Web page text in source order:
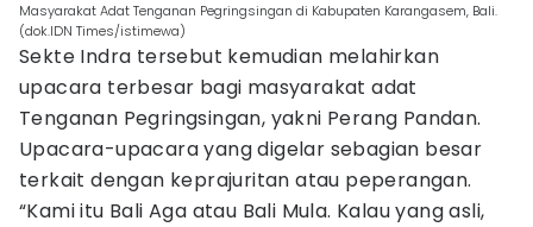
Masyarakat Adat Tenganan Pegringsingan di Kabupaten Karangasem, Bali.
(dok.IDN Times/istimewa)
Sekte Indra tersebut kemudian melahirkan
upacara terbesar bagi masyarakat adat
Tenganan Pegringsingan, yakni Perang Pandan.
Upacara-upacara yang digelar sebagian besar
terkait dengan keprajuritan atau peperangan.
“Kami itu Bali Aga atau Bali Mula. Kalau yang asli,